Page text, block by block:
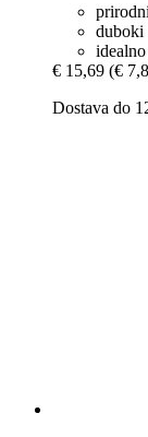
duboki
€ 15,69 (€
Dostava do